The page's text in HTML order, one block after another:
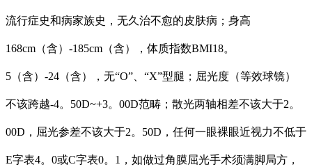
流行症史和病家族史，无久治不愈的皮肤病；身高
168cm（含）-185cm（含），体质指数BMI18。
5（含）-24（含），无“O”、“X”型腿；屈光度（等效球镜）
不该跨越-4。50D~+3。00D范畴；散光两轴相差不该大于2。
00D，屈光参差不该大于2。50D，任何一眼裸眼近视力不低于
E字表4。0或C字表0。1，如做过角膜屈光手术须满脚局方，